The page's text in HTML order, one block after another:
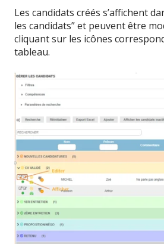
Les candidats créés s’affichent
les candidats” et peuvent être
cliquant sur les icônes
tableau.